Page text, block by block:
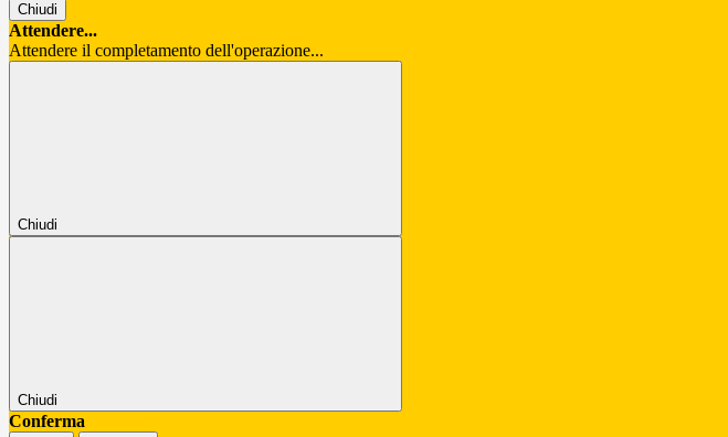
Chiudi
Attendere...
Attendere il completamento dell'operazione...
Chiudi
Chiudi
Conferma